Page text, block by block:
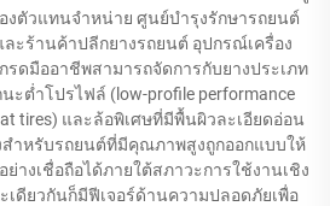
งตัวแทนจำหน่าย ศูนย์บำรุงรักษารถยนต์
ะร้านค้าปลีกยางรถยนต์ อุปกรณ์เครื่อง
รดมืออาชีพสามารถจัดการกับยางประเภท
ะต่ำโปรไฟล์ (low-profile performance
tires) และล้อพิเศษที่มีพื้นผิวละเอียดอ่อน
สำหรับรถยนต์ที่มีคุณภาพสูงถูกออกแบบให้
างเชื่อถือได้ภายใต้สภาวะการใช้งานเชิง
ดียวกันก็มีฟีเจอร์ด้านความปลอดภัยเพื่อ